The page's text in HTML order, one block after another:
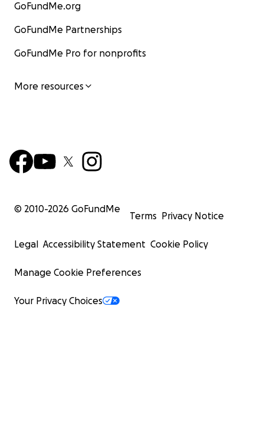
GoFundMe.org
GoFundMe Partnerships
GoFundMe Pro for nonprofits
More resources
© 2010-2026 GoFundMe
Terms Privacy Notice
Legal Accessibility Statement Cookie Policy
Manage Cookie Preferences
Your Privacy Choices